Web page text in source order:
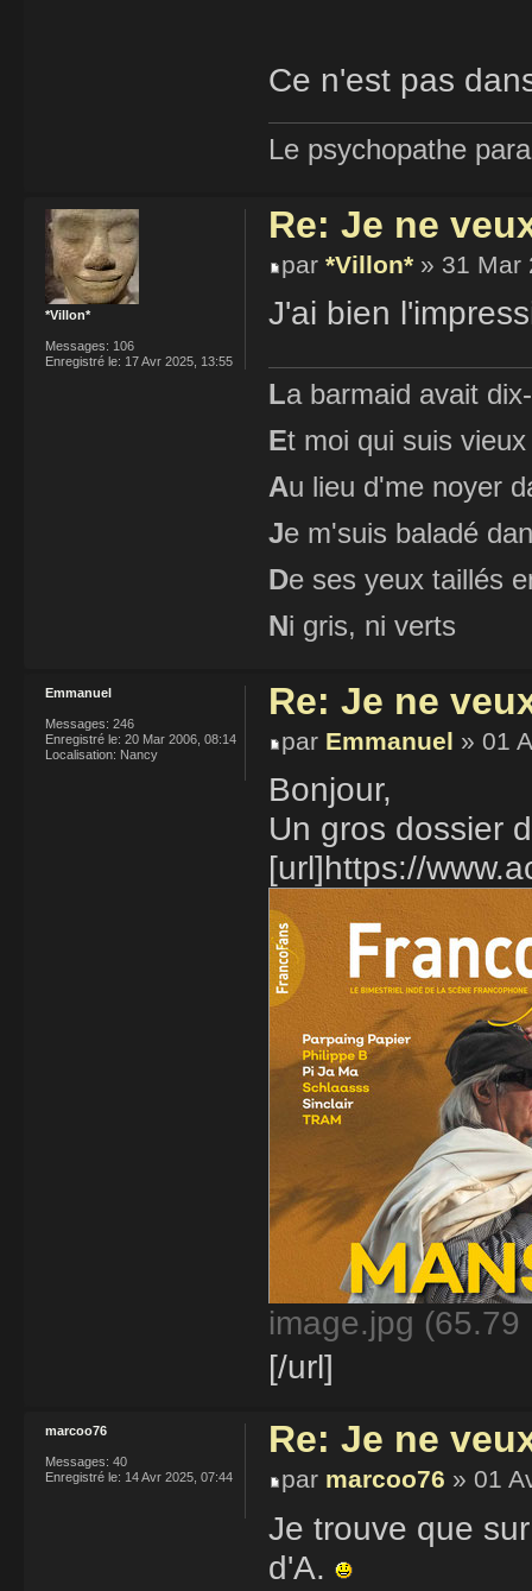
Ce n'est pas
Le psychopathe
Re: Je ne
par *Villon* » 31 Mar
J'ai bien
La barmaid avait
Et moi qui suis
Au lieu d'me noyer
Je m'suis baladé
De ses yeux taillés
Ni gris, ni verts
*Villon*
Messages: 106
Enregistré le: 17 Avr 2025, 13:55
Re: Je ne
par Emmanuel » 01
Bonjour,
Un gros dossier
[url]https://
image.jpg
[/url]
Emmanuel
Messages: 246
Enregistré le: 20 Mar 2006, 08:14
Localisation: Nancy
Re: Je ne
par marcoo76 » 01
Je trouve que
d'A.
marcoo76
Messages: 40
Enregistré le: 14 Avr 2025, 07:44